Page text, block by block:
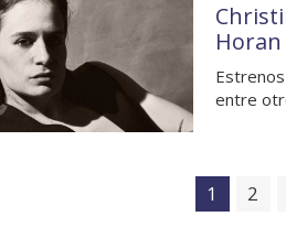
Horan
entre
1 2